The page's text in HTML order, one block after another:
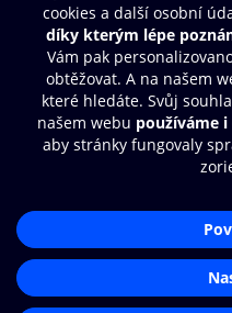
Moje O2 Knihovna
Další zábava
© O2 Czech Republic a.s.
Přístupnost
Zásady zpracování
Čti